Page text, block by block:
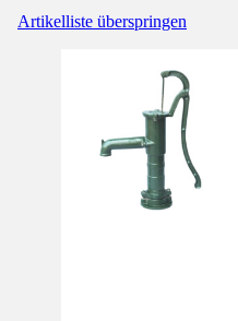
Artikelliste überspringen